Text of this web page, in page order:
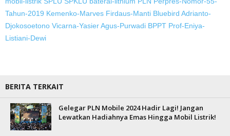
Tahun-2019 Kemenko-Marves Firdaus-Manti Bluebird Adrianto-
Djokosoetono Vicarna-YasierAgus-Purwadi BPPT Prof-Eniya-
Listiani-Dewi
BERITA TERKAIT
Gelegar PLN Mobile 2024 Hadir Lagi! Jangan
Lewatkan Hadiahnya Emas Hingga Mobil Listrik!